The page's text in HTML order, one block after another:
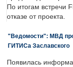
По итогам встречи
отказе от проекта.
"Ведомости": МВД
ГИТИСа Заславского
Появилась